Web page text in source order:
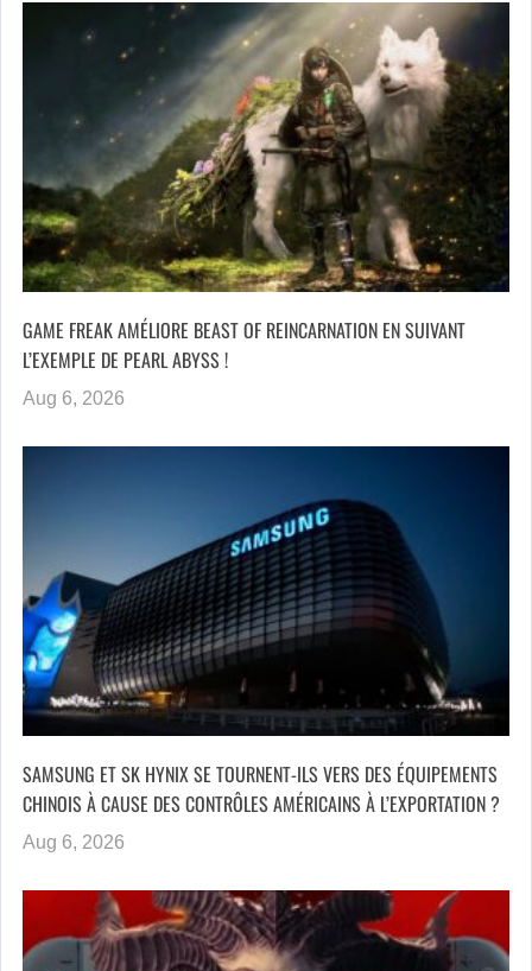
GAME FREAK AMÉLIORE BEAST OF REINCARNATION EN SUIVANT
L’EXEMPLE DE PEARL ABYSS !
Aug 6, 2026
SAMSUNG ET SK HYNIX SE TOURNENT-ILS VERS DES ÉQUIPEMENTS
CHINOIS À CAUSE DES CONTRÔLES AMÉRICAINS À L’EXPORTATION ?
Aug 6, 2026